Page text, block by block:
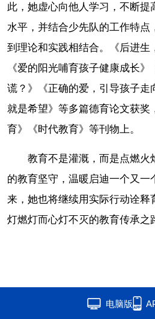
此，她虚心向他人学习，不断提
水平，并结合少先队的工作特点
到理论和实践相结合。《后进生
《爱的阳光哺育孩子健康成长
谎？》《正确的爱，引导孩子走
就是希望》等多篇德育论文获奖
育》《时代教育》等刊物上。
教育不是灌溉，而是点燃火
的教育坚守，温暖启迪一个又一
来，她也将继续用实际行动诠释
灯燃灯而心灯不灭的教育传承之
电脑版